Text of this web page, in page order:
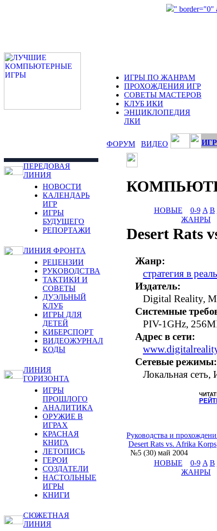
" border="0"
ИГРЫ ПО ЖАНРАМ
ПРОХОЖДЕНИЯ ИГР
СОВЕТЫ МАСТЕРОВ
КЛУБ ИКИ
ЭНЦИКЛОПЕДИЯ
ЛКИ
ФОРУМ ВИДЕО
ПЕРЕДОВАЯ
ЛИНИЯ
НОВОСТИ
КАЛЕНДАРЬ
ИГР
ИГРЫ
БУДУЩЕГО
РЕПОРТАЖИ
ЛИНИЯ ФРОНТА
РЕЦЕНЗИИ
РУКОВОДСТВА
ТАКТИКИ И
СОВЕТЫ
ДУЭЛЬНЫЙ
КЛУБ
ИГРЫ ДЛЯ
ДЕТЕЙ
КИБЕРСПОРТ
ВИДЕОЖУРНАЛ
КОДЫ
ЛИНИЯ
ГОРИЗОНТА
ИГРЫ
ПРОШЛОГО
АНАЛИТИКА
ОРУЖИЕ В
ИГРАХ
КРАСНАЯ
КНИГА
ЛЕТОПИСЬ
ГЕРОИ
СОЗДАТЕЛИ
НАСТОЛЬНЫЕ
ИГРЫ
КНИГИ
СЮЖЕТНАЯ
ЛИНИЯ
НОВЫЕ 0-9 A B
ЖАНРЫ
Desert Rats
Жанр:
стратегия в
Издатель:
Digital Reality,
Системные
PIV-1GHz,
Адрес в сети:
Сетевые режимы:
Локальная сеть,
Руководства и
Desert Rats vs. Afrika Korps
№5 (30) май 2004
НОВЫЕ
0-9 A B
ЖАНРЫ